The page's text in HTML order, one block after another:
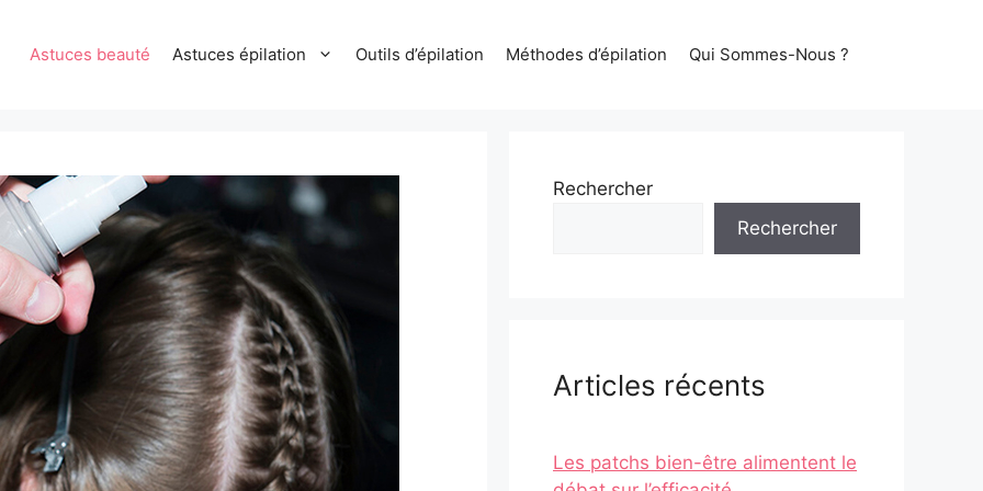
Astuces beauté Astuces épilation Outils d’épilation Méthodes d’épilation Qui Sommes-Nous ?
Rechercher
Rechercher
Articles récents
Les patchs bien-être alimentent le